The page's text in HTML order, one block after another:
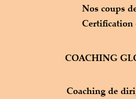
Nos coups
Certification
COACHING
Coaching de